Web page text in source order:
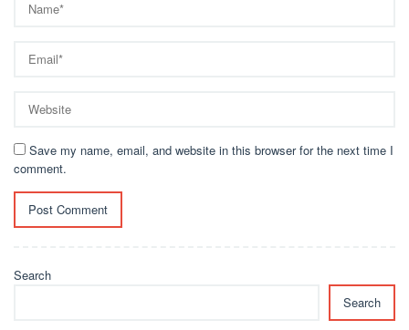
Save my name, email, and website in this browser for the next time I
comment.
Search
Search